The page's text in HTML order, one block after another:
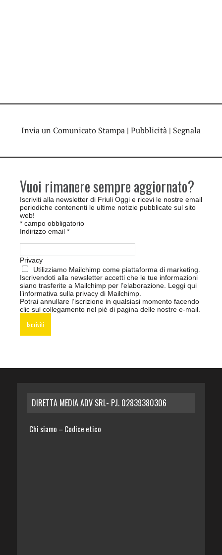
Invia un Comunicato Stampa | Pubblicità | Segnala
Vuoi rimanere sempre aggiornato?
Iscriviti alla newsletter di Friuli Oggi e ricevi le nostre email
periodiche contenenti le ultime notizie pubblicate sul sito
web!
* campo obbligatorio
Indirizzo email *
Privacy
Utilizziamo Mailchimp come piattaforma di marketing.
Iscrivendoti alla newsletter accetti che le tue informazioni
siano trasferite a Mailchimp per l’elaborazione. Leggi qui
l’informativa sulla privacy di Mailchimp
Potrai annullare l’iscrizione in qualsiasi momento facendo
clic sul collegamento nel piè di pagina delle nostre e-mail.
DIRETTA MEDIA ADV SRL- P.I. 02839380306
Chi siamo – Codice etico